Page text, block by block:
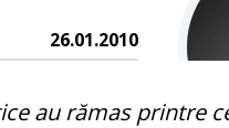
26.01.2010
au rămas printre